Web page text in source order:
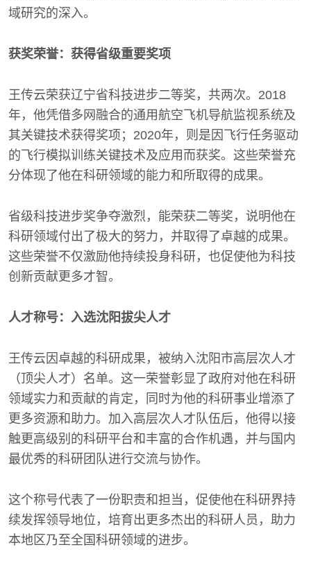
域研究的深入。
获奖荣誉：获得省级重要奖项
王传云荣获辽宁省科技进步二等奖，共两次。2018
年，他凭借多网融合的通用航空飞机导航监视系统及
其关键技术获得奖项；2020年，则是因飞行任务驱动
的飞行模拟训练关键技术及应用而获奖。这些荣誉充
分体现了他在科研领域的能力和所取得的成果。
省级科技进步奖争夺激烈，能荣获二等奖，说明他在
科研领域付出了极大的努力，并取得了卓越的成果。
这些荣誉不仅激励他持续投身科研，也促使他为科技
创新贡献更多才智。
人才称号：入选沈阳拔尖人才
王传云因卓越的科研成果，被纳入沈阳市高层次人才
（顶尖人才）名单。这一荣誉彰显了政府对他在科研
领域实力和贡献的肯定，同时为他的科研事业增添了
更多资源和助力。加入高层次人才队伍后，他得以接
触更高级别的科研平台和丰富的合作机遇，并与国内
最优秀的科研团队进行交流与协作。
这个称号代表了一份职责和担当，促使他在科研界持
续发挥领导地位，培育出更多杰出的科研人员，助力
本地区乃至全国科研领域的进步。